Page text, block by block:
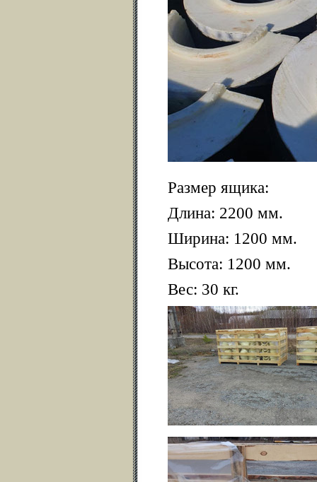
Размер ящика:
Длина: 2200 мм.
Ширина: 1200 мм.
Высота: 1200 мм.
Вес: 30 кг.